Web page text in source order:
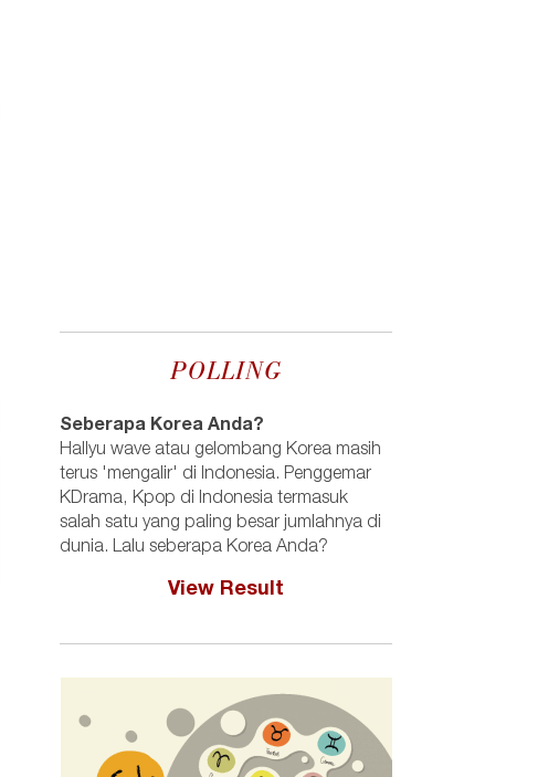
POLLING
Seberapa Korea Anda?
Hallyu wave atau gelombang Korea masih
terus 'mengalir' di Indonesia. Penggemar
KDrama, Kpop di Indonesia termasuk
salah satu yang paling besar jumlahnya di
dunia. Lalu seberapa Korea Anda?
View Result